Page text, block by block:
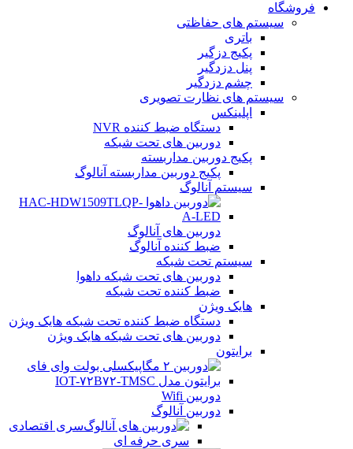
فروشگاه
سیستم های حفاظتی
باتری
پکیج دزگیر
پنل دزدگیر
چشم دزدگیر
سیستم های نظارت تصویری
اپلینکس
دستگاه ضبط کننده NVR
دوربین های تحت شبکه
پکیج دوربین مداربسته
پکیج دوربین مداربسته آنالوگ
سیستم آنالوگ
دوربین های آنالوگ
ضبط کننده آنالوگ
سیستم تحت شبکه
دوربین های تحت شبکه داهوا
ضبط کننده تحت شبکه
هایک ویژن
دستگاه ضبط کننده تحت شبکه هایک ویژن
دوربین های تحت شبکه هایک ویژن
برایتون
دوربین Wifi
دوربین آنالوگ
سری اقتصادی
سری حرفه ای